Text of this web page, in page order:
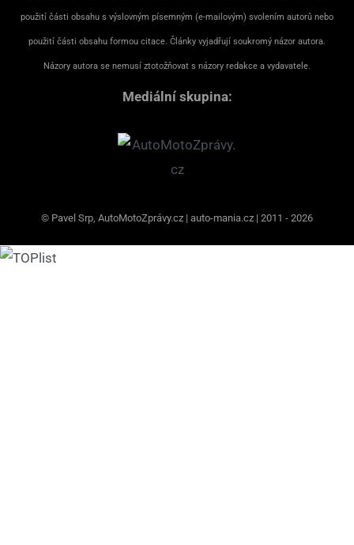
použití části obsahu s výslovným písemným (e-mailovým) svolením autorů nebo
použití části obsahu formou citace. Články vyjadřují soukromý názor autora.
Názory autora se nemusí ztotožňovat s názory redakce a vydavatele.
Mediální skupina:
© Pavel Srp, AutoMotoZprávy.cz | auto-mania.cz | 2011 - 2026